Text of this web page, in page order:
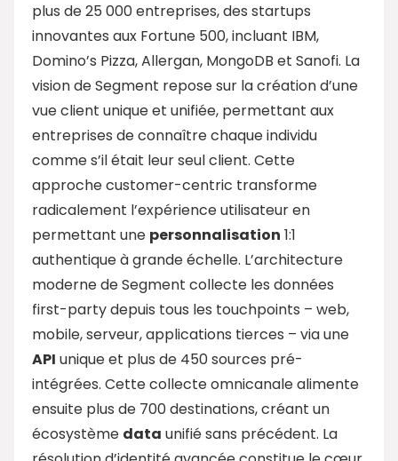
plus de 25 000 entreprises, des startups
innovantes aux Fortune 500, incluant IBM,
Domino’s Pizza, Allergan, MongoDB et Sanofi. La
vision de Segment repose sur la création d’une
vue client unique et unifiée, permettant aux
entreprises de connaître chaque individu
comme s’il était leur seul client. Cette
approche customer-centric transforme
radicalement l’expérience utilisateur en
permettant une personnalisation 1:1
authentique à grande échelle. L’architecture
moderne de Segment collecte les données
first-party depuis tous les touchpoints – web,
mobile, serveur, applications tierces – via une
API unique et plus de 450 sources pré-
intégrées. Cette collecte omnicanale alimente
ensuite plus de 700 destinations, créant un
écosystème data unifié sans précédent. La